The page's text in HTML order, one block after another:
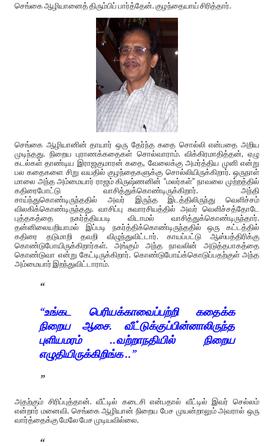
செங்கை ஆழியானைத் திரும்பிப் பார்த்தேன். குழந்தையாய் சிரித்தார்.
செங்கை ஆழியானின் தாயார் ஒரு தேர்ந்த கதை சொல்லி என்பதை அறிய
முடிந்தது. நிறைய புராணக்கதைகள் சொல்வாராம். விக்கிரமாதித்தன், ஏழு
கடல்கள் தாண்டிய இராஜகுமாரன் கதை, வேலைக்கு அமர்த்திய முனி என்று
பல கதைகளை சிறு வயதில் குழந்தைகளுக்கு சொல்லியிருக்கிறார். ஒருநாள்
மாலை அந்த அம்மையார் ராஜம் கிருஷ்ணனின் “மலர்கள்” நாவலை முற்றத்தில்
கதிரைபோட்டு வாசித்துக்கொண்டிருக்கிறார். அந்தி
சாய்ந்துகொண்டிருந்ததில் அவர் இருந்த இடத்திலிருந்து வெளிச்சம்
விலகிக்கொண்டிருந்தது. வாசிப்பு சுவாரசியத்தில் அவர் வெளிச்சத்தோடே
புத்தகத்தை நகர்த்தியபடி விடாமல் வாசித்துக்கொண்டிருந்தார்.
தன்னிலையறியாமல் இப்படி நகர்த்திக்கொண்டிருந்ததில் ஒரு கட்டத்தில்
கதிரை தடுமாறி தவறி விழுந்துவிட்டார். காயப்பட்டு ஆஸ்பத்திரிக்கு
கொண்டுபோயிருக்கிறார்கள். அங்கும் அந்த நாவலின் அடுத்தபாகத்தை
கொண்டுவா என்று கேட்டிருக்கிறார். கொண்டுபோய்க்கொடுப்பதற்குள் அந்த
அம்மையார் இறந்துவிட்டாராம்.
“உங்கட பெரியக்காவைப்பற்றி கதைக்க
நிறைய ஆசை. வீட்டுக்குப்பின்னாலிருந்த
புளியமரம் ..வற்றாநதியில் நிறைய
எழுதியிருக்கிறிங்க ..”
அதற்கும் சிரிப்புத்தான். வீட்டில் கடைசி என்பதால் வீட்டில் இவர் செல்லம்
என்றார் மனைவி. செங்கை ஆழியான் நிறைய பேச முயன்றாலும் அவரால் ஒரு
வார்த்தைக்கு மேலே பேச முடியவில்லை.